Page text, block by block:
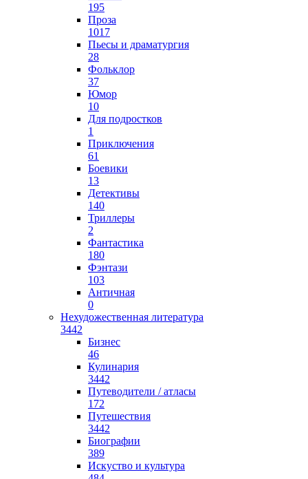
195
Проза
1017
Пьесы и драматургия
28
Фольклор
37
Юмор
10
Для подростков
1
Приключения
61
Боевики
13
Детективы
140
Триллеры
2
Фантастика
180
Фэнтази
103
Античная
0
Нехудожественная литература
3442
Бизнес
46
Кулинария
3442
Путеводители / атласы
172
Путешествия
3442
Биографии
389
Искуство и культура